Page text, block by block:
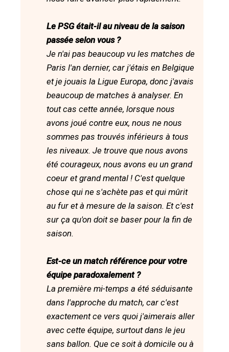
Le PSG était-il au niveau de la saison
passée selon vous ?
Je n'ai pas beaucoup vu les matches de
Paris l'an dernier, car j'étais en Belgique
et je jouais la Ligue Europa, donc j'avais
beaucoup de matches à analyser. En
tout cas cette année, lorsque nous
avons joué contre eux, nous ne nous
sommes pas trouvés inférieurs à tous
les niveaux. Je trouve que nous avons
été courageux, nous avons eu un grand
coeur et grand mental ! C'est quelque
chose qui ne s'achète pas et qui mûrit
au fur et à mesure de la saison. Et c'est
sur ça qu'on doit se baser pour la fin de
saison.
Est-ce un match référence pour votre
équipe paradoxalement ?
La première mi-temps a été séduisante
dans l'approche du match, car c'est
exactement ce vers quoi j'aimerais aller
avec cette équipe, surtout dans le jeu
sans ballon. Que ce soit à domicile ou à